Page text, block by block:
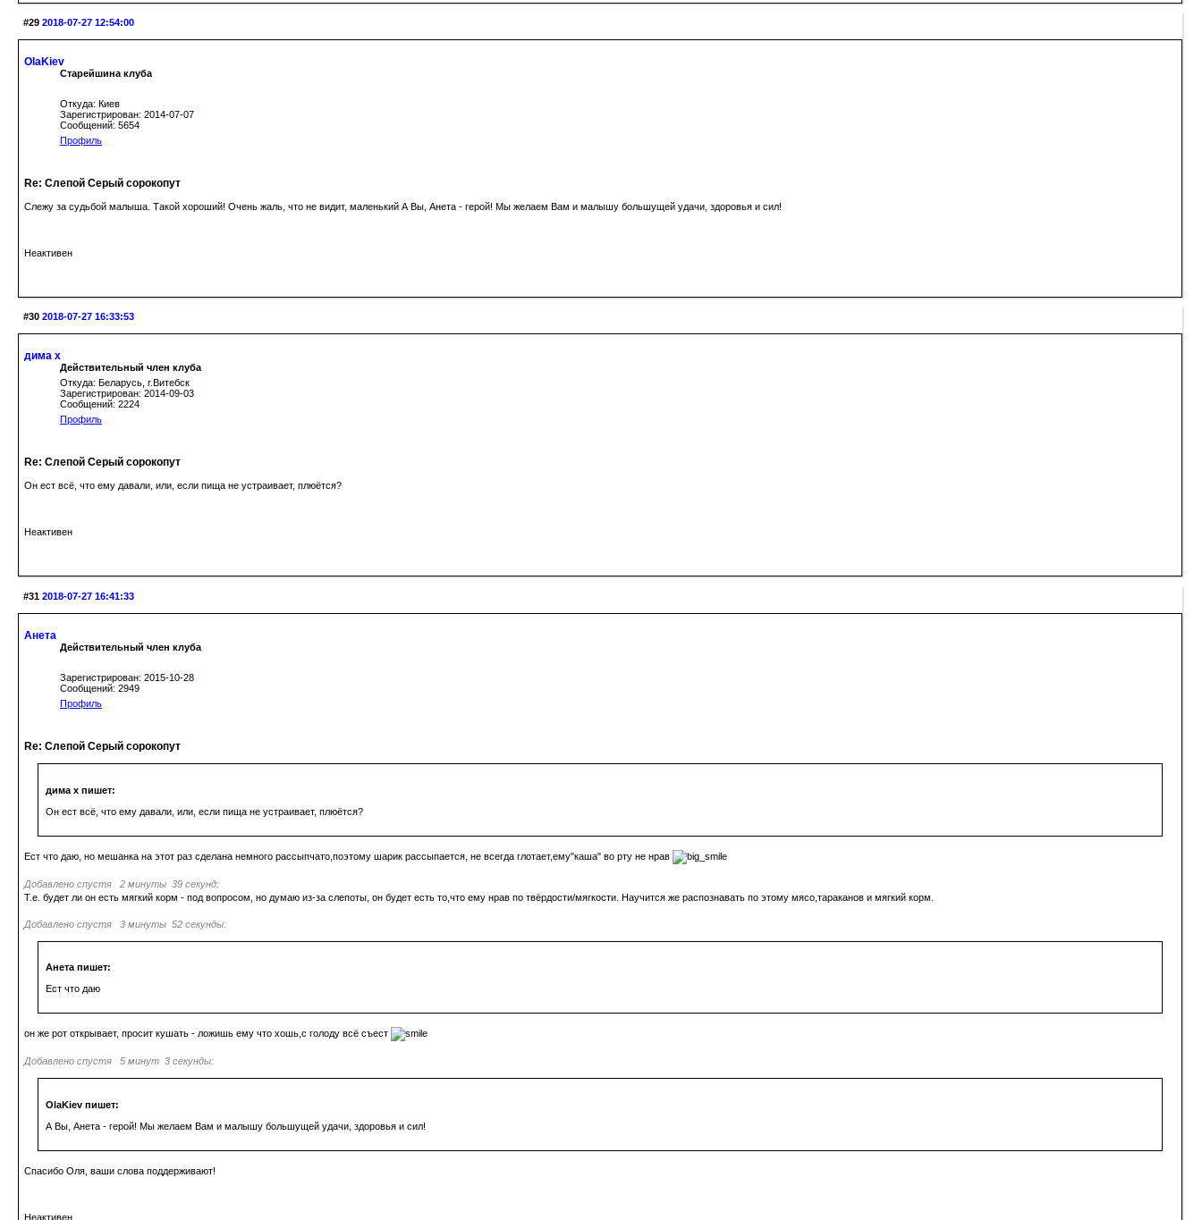
#29 2018-07-27 12:54:00
OlaKiev
Старейшина клуба
Откуда: Киев
Зарегистрирован: 2014-07-07
Сообщений: 5654
Профиль
Re: Слепой Серый сорокопут
Слежу за судьбой малыша. Такой хороший! Очень жаль, что не видит, маленький А Вы, Анета - герой! Мы желаем Вам и малышу большущей удачи, здоровья и сил!
Неактивен
#30 2018-07-27 16:33:53
дима х
Действительный член клуба
Откуда: Беларусь, г.Витебск
Зарегистрирован: 2014-09-03
Сообщений: 2224
Профиль
Re: Слепой Серый сорокопут
Он ест всё, что ему давали, или, если пища не устраивает, плюётся?
Неактивен
#31 2018-07-27 16:41:33
Анета
Действительный член клуба
Зарегистрирован: 2015-10-28
Сообщений: 2949
Профиль
Re: Слепой Серый сорокопут
дима х пишет:
Он ест всё, что ему давали, или, если пища не устраивает, плюётся?
Ест что даю, но мешанка на этот раз сделана немного рассыпчато,поэтому шарик рассыпается, не всегда глотает,ему"каша" во рту не нрав
Добавлено спустя 2 минуты 39 секунд:
Т.е. будет ли он есть мягкий корм - под вопросом, но думаю из-за слепоты, он будет есть то,что ему нрав по твёрдости/мягкости. Научится же распознавать по этому мясо,тараканов и мягкий корм.
Добавлено спустя 3 минуты 52 секунды:
Анета пишет:
Ест что даю
он же рот открывает, просит кушать - ложишь ему что хошь,с голоду всё съест
Добавлено спустя 5 минут 3 секунды:
OlaKiev пишет:
А Вы, Анета - герой! Мы желаем Вам и малышу большущей удачи, здоровья и сил!
Спасибо Оля, ваши слова поддерживают!
Неактивен